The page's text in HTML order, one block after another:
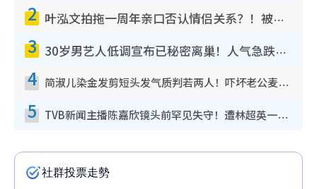
2 叶泓文拍拖一周年亲口否认情侣关系？！被质疑感情造假竟称GM“普通同事”
3 30岁男艺人低调宣布已秘密离巢！人气急跌变失踪人口：“这几年过得并不容易”
4 简淑儿染金发剪短头发气质判若两人！吓坏老公麦大力都认不出：“你做什么？”
5 TVB新闻主播陈嘉欣镜头前罕见失守！遭林超英一句话突袭吓坏当场大笑